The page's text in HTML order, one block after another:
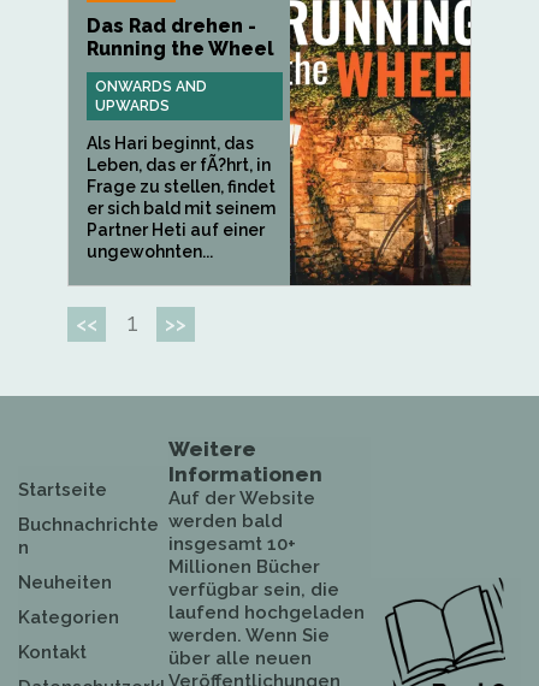
Das Rad drehen -
Running the Wheel
ONWARDS AND
UPWARDS
Als Hari beginnt, das
Leben, das er fÃ?hrt, in
Frage zu stellen, findet
er sich bald mit seinem
Partner Heti auf einer
ungewohnten...
<< 1 >>
Startseite
Buchnachrichte
n
Neuheiten
Kategorien
Kontakt
Weitere
Informationen
Auf der Website
werden bald
insgesamt 10+
Millionen Bücher
verfügbar sein, die
laufend hochgeladen
werden. Wenn Sie
über alle neuen
Veröffentlichungen